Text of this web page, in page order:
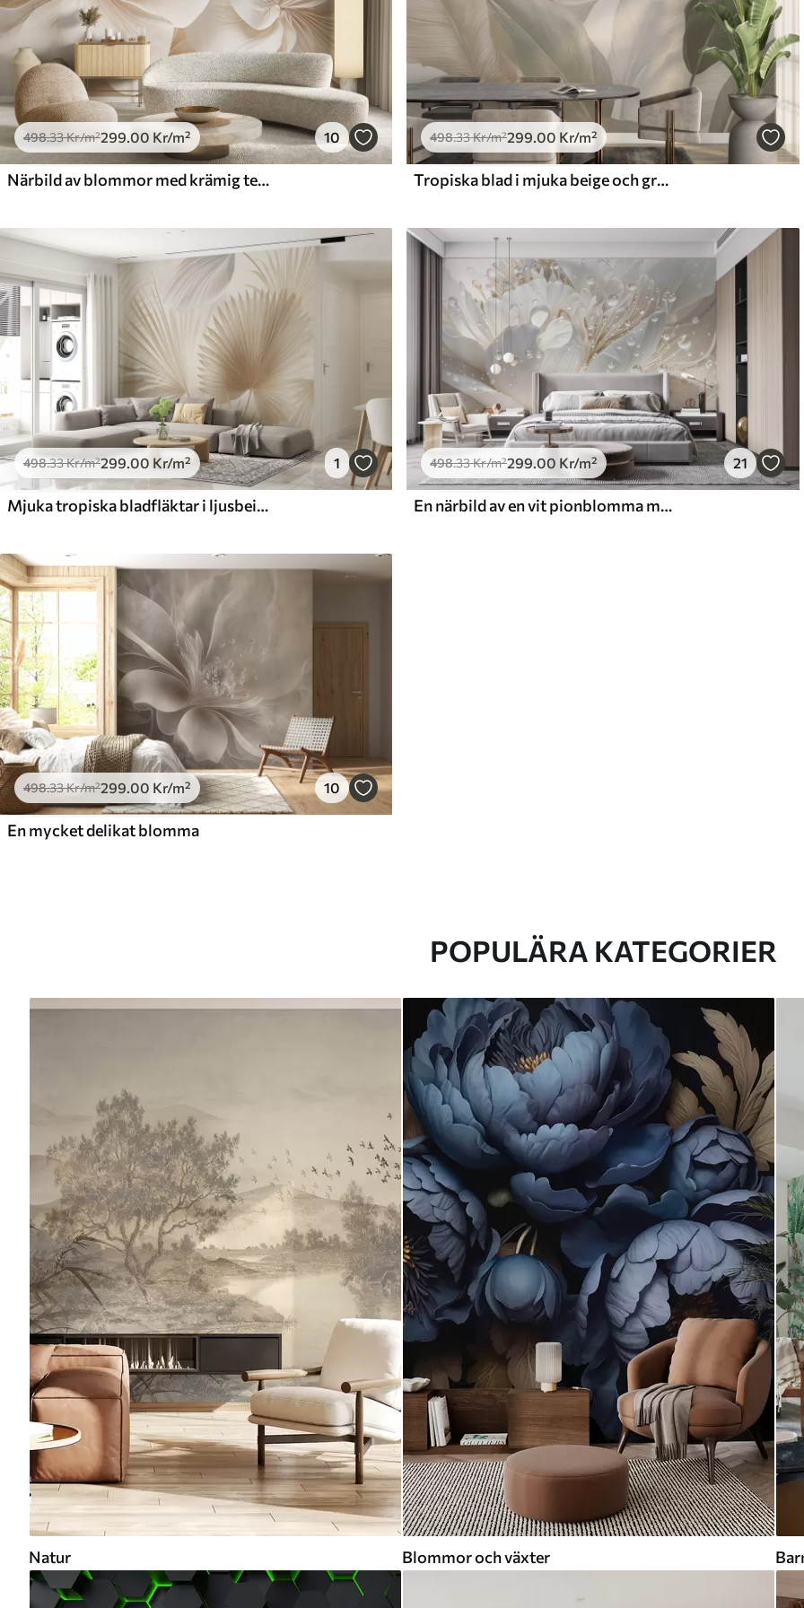
498.33Kr/m²299.00 Kr/m² 10
Närbild av blommor med krämig textur och skira, böljande kronblad som skapar ett mjukt, elegant och texturerat blomsterarrangemang
498.33Kr/m²299.00 Kr/m²
Tropiska blad i mjuka beige och gröna toner, med en akvarelleffekt och mjuka färgövergångar
498.33Kr/m²299 .00 Kr/m² 1
Mjuka tropiska bladfläktar i ljusbeige och blåaktiga toner
498.33Kr/m²299 .00 Kr/m² 21
En närbild av en vit pionblomma med skira kronblad och vattendroppar
498.33Kr/m²299.00 Kr/m² 10
En mycket delikat blomma
POPULÄRA KATEGORIER
Natur Blommor och växter